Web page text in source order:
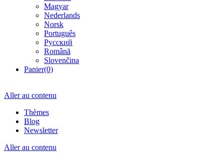
Magyar
Nederlands
Norsk
Português
Русский
Română
Slovenčina
Panier(0)
Aller au contenu
Thèmes
Blog
Newsletter
Aller au contenu